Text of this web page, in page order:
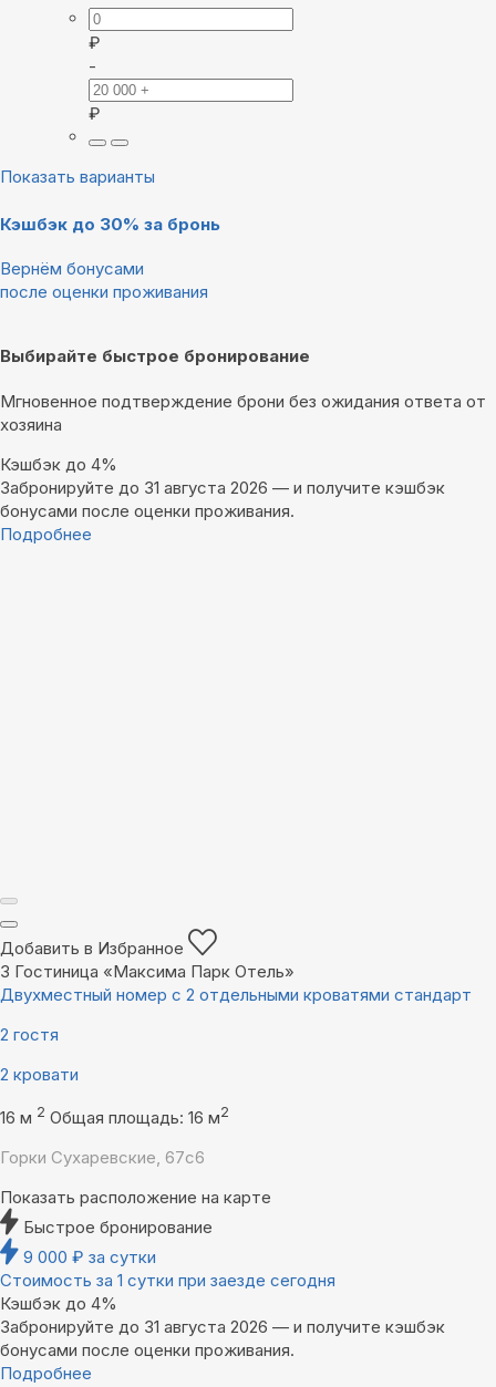
₽
-
₽
Показать варианты
Кэшбэк до 30% за бронь
Вернём бонусами
после оценки проживания
Выбирайте быстрое бронирование
Мгновенное подтверждение брони без ожидания ответа от
хозяина
Кэшбэк до 4%
Забронируйте до 31 августа 2026 — и получите кэшбэк
бонусами после оценки проживания.
Подробнее
Добавить в Избранное
3 Гостиница «Максима Парк Отель»
Двухместный номер с 2 отдельными кроватями стандарт
2 гостя
2 кровати
16 м 2 Общая площадь: 16 м2
Горки Сухаревские, 67с6
Показать расположение на карте
Быстрое бронирование
9 000 ₽ за сутки
Стоимость за 1 сутки при заезде сегодня
Кэшбэк до 4%
Забронируйте до 31 августа 2026 — и получите кэшбэк
бонусами после оценки проживания.
Подробнее